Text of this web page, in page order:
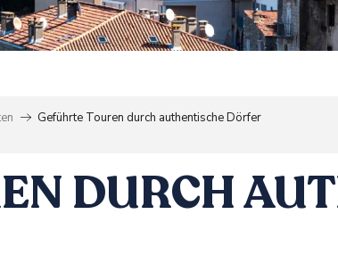
Geführte Touren durch authentische Dörfer
DURCH